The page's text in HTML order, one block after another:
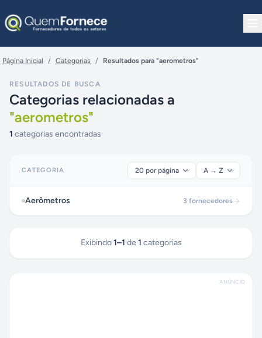
Página Inicial / Categorias / Resultados para "aerometros"
RESULTADOS DE BUSCA
Categorias relacionadas a
"aerometros"
1 categorias encontradas
CATEGORIA
Aerômetros 3 fornecedores
Exibindo 1–1 de 1 categorias
ANÚNCIO